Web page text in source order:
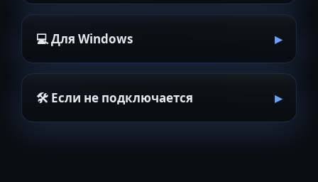
💻 Для Windows
🛠 Если не подключается